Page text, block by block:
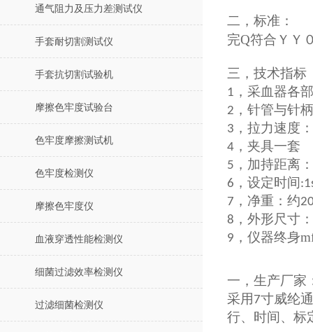
通气阻力及压力差测试仪
手套耐切割测试仪
手套抗切割试验机
摩擦色牢度试验台
色牢度摩擦测试机
色牢度检测仪
摩擦色牢度仪
血液穿透性能检测仪
细菌过滤效率检测仪
过滤细菌检测仪
二， 标准：
完Q符合 ＹＹ
三， 技术指标
1 ，采血器各
2 ，针管与针
3 ，拉力速度：
4 ，夹具一套
5 ，加持距离：
6 ， 设定时间
7 ， 净重： 约
8 ， 外形尺寸：
9 ， 仪器终身
一， 生产厂家
采用 7寸威纶通
行、时间、标